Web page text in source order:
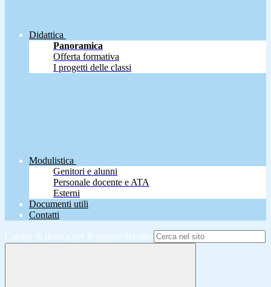
Didattica
Panoramica
Offerta formativa
I progetti delle classi
Modulistica
Genitori e alunni
Personale docente e ATA
Esterni
Documenti utili
Contatti
Campo di ricerca per le pagine del sito